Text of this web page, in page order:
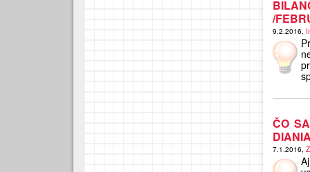
/
9.2.2016,
ČO
7.1.2016,